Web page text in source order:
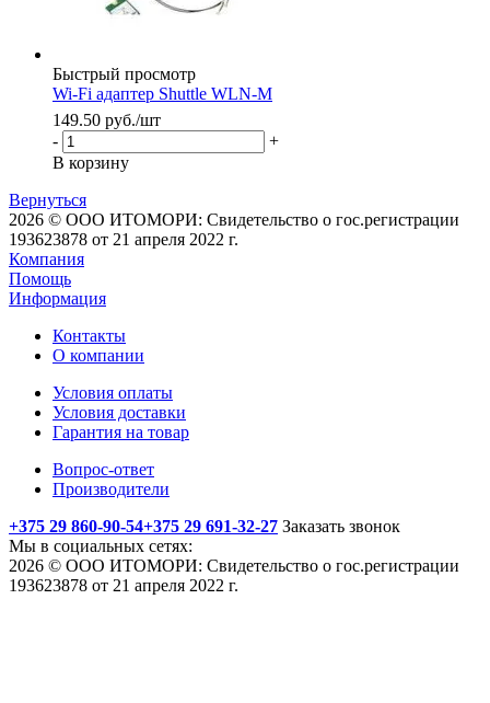
Быстрый просмотр
Wi-Fi адаптер Shuttle WLN-M
149.50 руб./шт
-
+
В корзину
Вернуться
2026 © ООО ИТОМОРИ: Свидетельство о гос.регистрации
193623878 от 21 апреля 2022 г.
Компания
Помощь
Информация
Контакты
О компании
Условия оплаты
Условия доставки
Гарантия на товар
Вопрос-ответ
Производители
+375 29 860-90-54+375 29 691-32-27 Заказать звонок
Мы в социальных сетях:
2026 © ООО ИТОМОРИ: Свидетельство о гос.регистрации
193623878 от 21 апреля 2022 г.